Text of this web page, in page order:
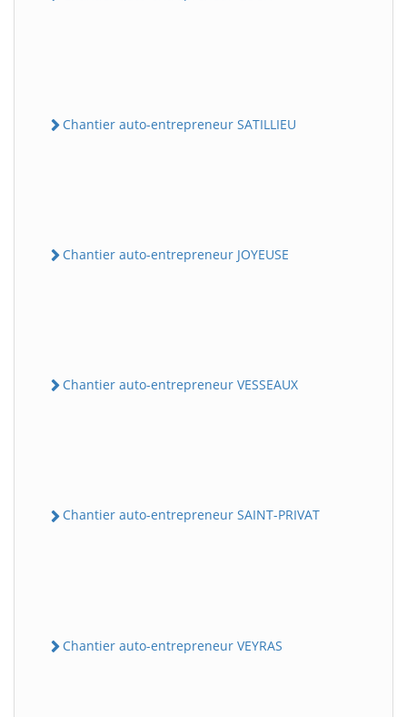
Chantier auto-entrepreneur SATILLIEU
Chantier auto-entrepreneur JOYEUSE
Chantier auto-entrepreneur VESSEAUX
Chantier auto-entrepreneur SAINT-PRIVAT
Chantier auto-entrepreneur VEYRAS